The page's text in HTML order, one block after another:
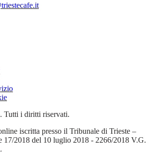
Tutti i diritti riservati.
iscritta presso il Tribunale di Trieste –
17/2018 del 10 luglio 2018 - 2266/2018 V.G.